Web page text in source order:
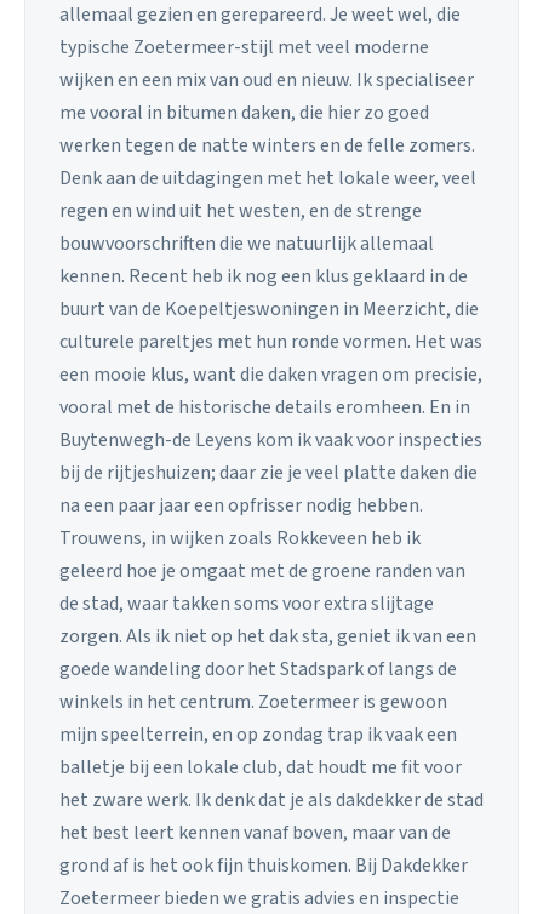
allemaal gezien en gerepareerd. Je weet wel, die
typische Zoetermeer-stijl met veel moderne
wijken en een mix van oud en nieuw. Ik specialiseer
me vooral in bitumen daken, die hier zo goed
werken tegen de natte winters en de felle zomers.
Denk aan de uitdagingen met het lokale weer, veel
regen en wind uit het westen, en de strenge
bouwvoorschriften die we natuurlijk allemaal
kennen. Recent heb ik nog een klus geklaard in de
buurt van de Koepeltjeswoningen in Meerzicht, die
culturele pareltjes met hun ronde vormen. Het was
een mooie klus, want die daken vragen om precisie,
vooral met de historische details eromheen. En in
Buytenwegh-de Leyens kom ik vaak voor inspecties
bij de rijtjeshuizen; daar zie je veel platte daken die
na een paar jaar een opfrisser nodig hebben.
Trouwens, in wijken zoals Rokkeveen heb ik
geleerd hoe je omgaat met de groene randen van
de stad, waar takken soms voor extra slijtage
zorgen. Als ik niet op het dak sta, geniet ik van een
goede wandeling door het Stadspark of langs de
winkels in het centrum. Zoetermeer is gewoon
mijn speelterrein, en op zondag trap ik vaak een
balletje bij een lokale club, dat houdt me fit voor
het zware werk. Ik denk dat je als dakdekker de stad
het best leert kennen vanaf boven, maar van de
grond af is het ook fijn thuiskomen. Bij Dakdekker
Zoetermeer bieden we gratis advies en inspectie